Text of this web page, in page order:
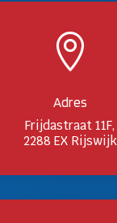

Adres
Frijdastraat 11F,
2288 EX Rijswijk